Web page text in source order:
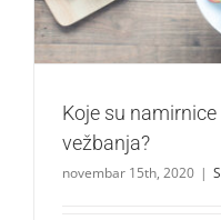
Koje su
vežbanja?
novembar 15th, 2020 |